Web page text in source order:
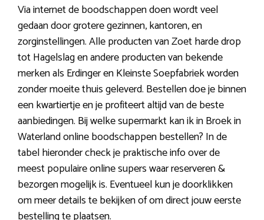
Via internet de boodschappen doen wordt veel
gedaan door grotere gezinnen, kantoren, en
zorginstellingen. Alle producten van Zoet harde drop
tot Hagelslag en andere producten van bekende
merken als Erdinger en Kleinste Soepfabriek worden
zonder moeite thuis geleverd. Bestellen doe je binnen
een kwartiertje en je profiteert altijd van de beste
aanbiedingen. Bij welke supermarkt kan ik in Broek in
Waterland online boodschappen bestellen? In de
tabel hieronder check je praktische info over de
meest populaire online supers waar reserveren &
bezorgen mogelijk is. Eventueel kun je doorklikken
om meer details te bekijken of om direct jouw eerste
bestelling te plaatsen.